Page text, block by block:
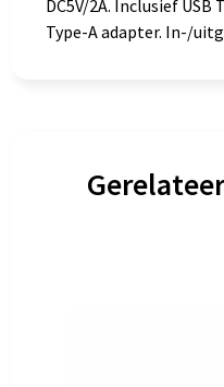
DC5V/2A. Inclusief
Type-A adapter. In-/